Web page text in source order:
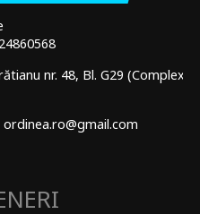
nr. 48, Bl. G29 (Complex
ordinea.ro@gmail.com